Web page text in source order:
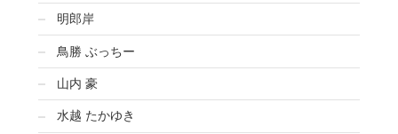
明郎岸
鳥勝 ぶっちー
山内 豪
水越 たかゆき